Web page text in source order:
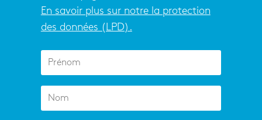
En savoir plus sur notre la protection
des données (LPD).